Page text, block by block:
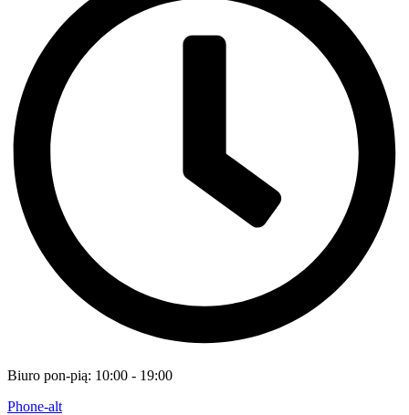
Biuro pon-pią: 10:00 - 19:00
Phone-alt